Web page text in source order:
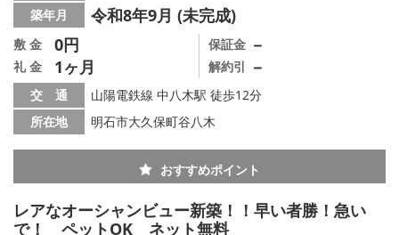
築年月 令和8年9月 (未完成)
敷 金 0円
礼 金 1ヶ月
保証金 －
解約引 －
交 通
山陽電鉄線 中八木駅 徒歩12分
所在地
明石市大久保町谷八木
おすすめポイント
レアなオーシャンビュー新築！！早い者勝！急い
で！ ペットOK ネット無料